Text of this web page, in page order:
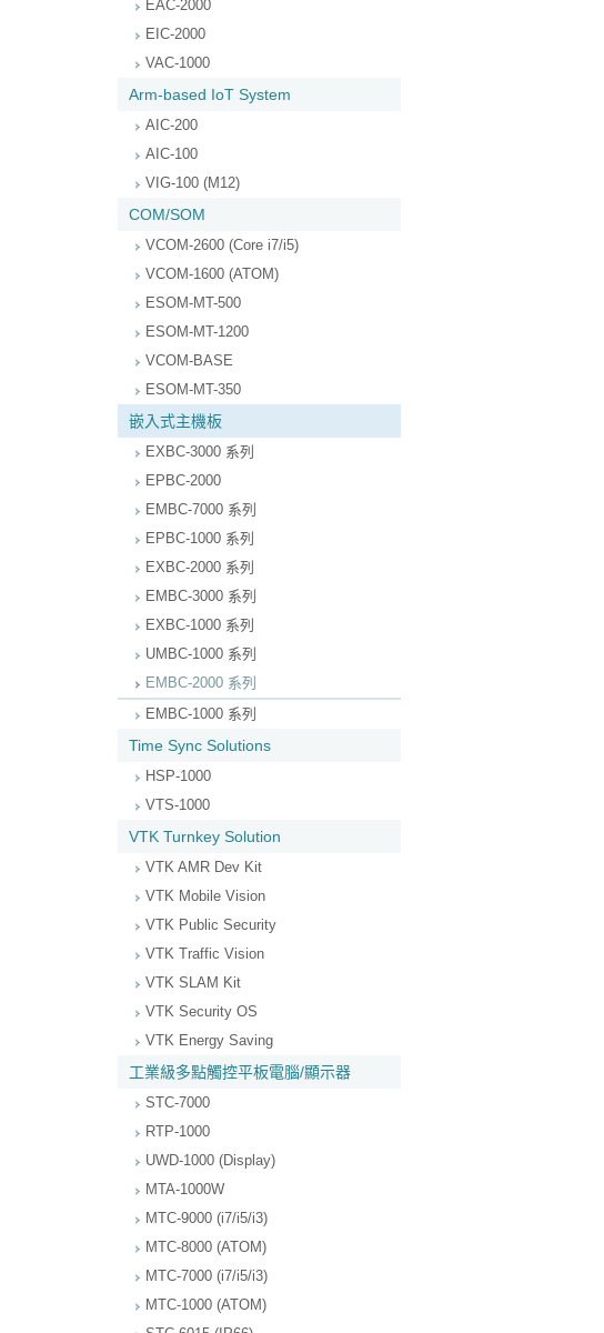
EAC-2000
EIC-2000
VAC-1000
Arm-based IoT System
AIC-200
AIC-100
VIG-100 (M12)
COM/SOM
VCOM-2600 (Core i7/i5)
VCOM-1600 (ATOM)
ESOM-MT-500
ESOM-MT-1200
VCOM-BASE
ESOM-MT-350
嵌入式主機板
EXBC-3000 系列
EPBC-2000
EMBC-7000 系列
EPBC-1000 系列
EXBC-2000 系列
EMBC-3000 系列
EXBC-1000 系列
UMBC-1000 系列
EMBC-2000 系列
EMBC-1000 系列
Time Sync Solutions
HSP-1000
VTS-1000
VTK Turnkey Solution
VTK AMR Dev Kit
VTK Mobile Vision
VTK Public Security
VTK Traffic Vision
VTK SLAM Kit
VTK Security OS
VTK Energy Saving
工業級多點觸控平板電腦/顯示器
STC-7000
RTP-1000
UWD-1000 (Display)
MTA-1000W
MTC-9000 (i7/i5/i3)
MTC-8000 (ATOM)
MTC-7000 (i7/i5/i3)
MTC-1000 (ATOM)